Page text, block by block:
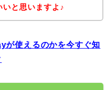
と思いますよ♪
が使えるのかを今すぐ知